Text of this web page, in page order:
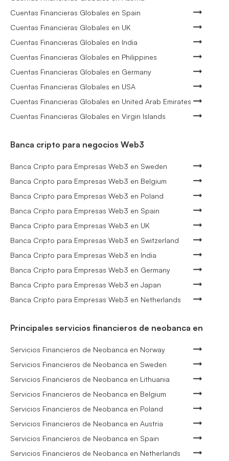
Cuentas Financieras Globales en Spain
Cuentas Financieras Globales en UK
Cuentas Financieras Globales en India
Cuentas Financieras Globales en Philippines
Cuentas Financieras Globales en Germany
Cuentas Financieras Globales en USA
Cuentas Financieras Globales en United Arab Emirates
Cuentas Financieras Globales en Virgin Islands
Banca cripto para negocios Web3
Banca Cripto para Empresas Web3 en Sweden
Banca Cripto para Empresas Web3 en Belgium
Banca Cripto para Empresas Web3 en Poland
Banca Cripto para Empresas Web3 en Spain
Banca Cripto para Empresas Web3 en UK
Banca Cripto para Empresas Web3 en Switzerland
Banca Cripto para Empresas Web3 en India
Banca Cripto para Empresas Web3 en Germany
Banca Cripto para Empresas Web3 en Japan
Banca Cripto para Empresas Web3 en Netherlands
Principales servicios financieros de neobanca en
Servicios Financieros de Neobanca en Norway
Servicios Financieros de Neobanca en Sweden
Servicios Financieros de Neobanca en Lithuania
Servicios Financieros de Neobanca en Belgium
Servicios Financieros de Neobanca en Poland
Servicios Financieros de Neobanca en Austria
Servicios Financieros de Neobanca en Spain
Servicios Financieros de Neobanca en Netherlands